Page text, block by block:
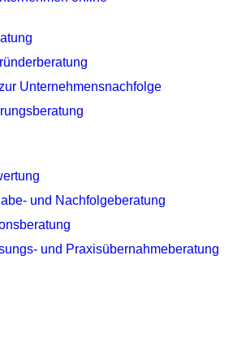
Unternehmensnachfolge
und Nachfolgeberatung
und Praxisübernahmeberatung